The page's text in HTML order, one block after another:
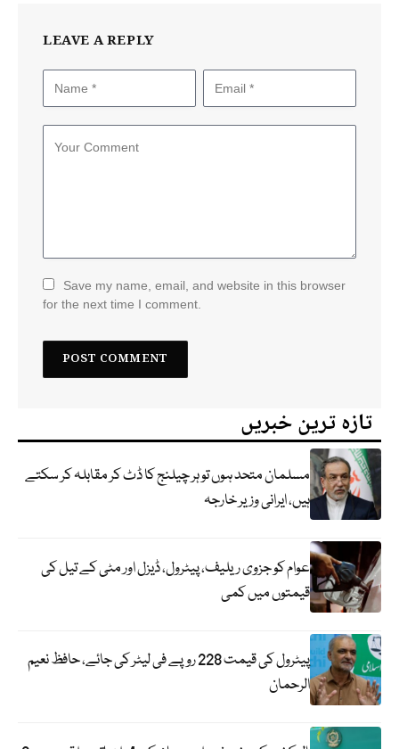
LEAVE A REPLY
Save my name, email, and website in this browser
for the next time I comment.
تازہ ترین خبریں
مسلمان متحد ہوں تو ہر چیلنج کا ڈٹ کر مقابلہ کر سکتے
ہیں، ایرانی وزیر خارجہ
عوام کو جزوی ریلیف، پیٹرول، ڈیزل اور مٹی کے تیل کی
قیمتوں میں کمی
پیٹرول کی قیمت 228 روپے فی لیٹر کی جائے، حافظ نعیم
الرحمان